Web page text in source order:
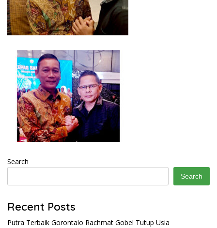
Search
Search
Recent Posts
Putra Terbaik Gorontalo Rachmat Gobel Tutup Usia